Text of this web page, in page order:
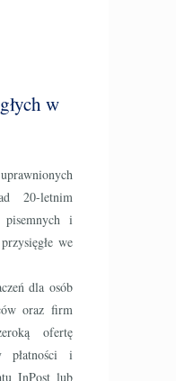
w
20-letnim
pisemnych i
we
dla osób
oraz firm
ofertę
płatności i
InPost lub